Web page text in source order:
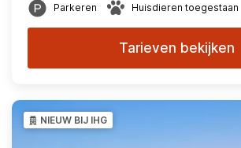
Parkeren Huisdieren toegestaan
Tarieven bekijken
NIEUW BIJ IHG